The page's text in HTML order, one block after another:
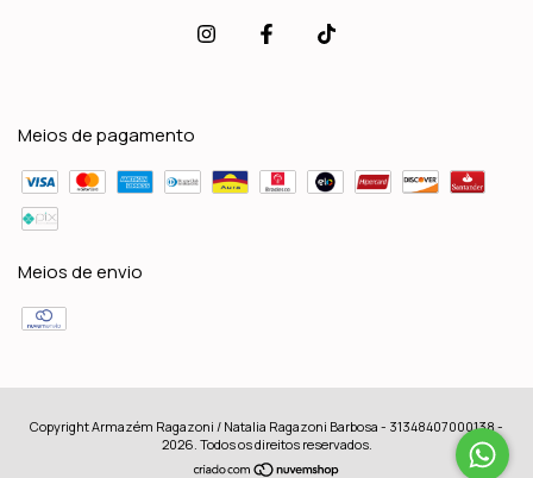
Meios de pagamento
Meios de envio
Copyright Armazém Ragazoni / Natalia Ragazoni Barbosa - 31348407000138 -
2026. Todos os direitos reservados.